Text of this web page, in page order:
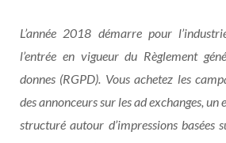
L’année 2018 démarre pour
l’entrée en vigueur du Règlement
donnes (RGPD). Vous achetez les
des annonceurs sur les ad exchanges,
structuré autour d’impressions basées